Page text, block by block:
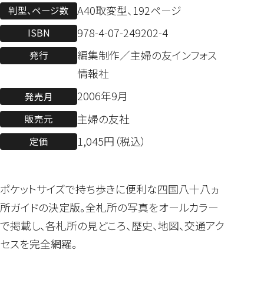
判型、ページ数 A40取変型、192ページ
ISBN 978-4-07-249202-4
発行
編集制作／主婦の友インフォス
情報社
発売月 2006年9月
販売元 主婦の友社
定価 1,045円（税込）
ポケットサイズで持ち歩きに便利な四国八十八ヵ
所ガイドの決定版。全札所の写真をオールカラー
で掲載し、各札所の見どころ、歴史、地図、交通アク
セスを完全網羅｡